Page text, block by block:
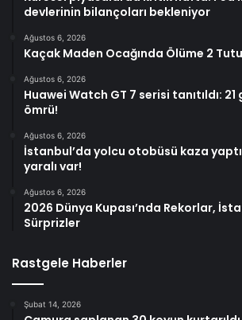
devlerinin bilançoları bekleniyor
Ağustos 6, 2026
Kaçak Maden Ocağında Ölüme 2
Ağustos 6, 2026
Huawei Watch GT 7 serisi tanıtıldı:
ömrü!
Ağustos 6, 2026
İstanbul’da yolcu otobüsü kaza
yaralı var!
Ağustos 6, 2026
2026 Dünya Kupası’nda Rekorlar,
Sürprizler
Rastgele Haberler
Şubat 14, 2026